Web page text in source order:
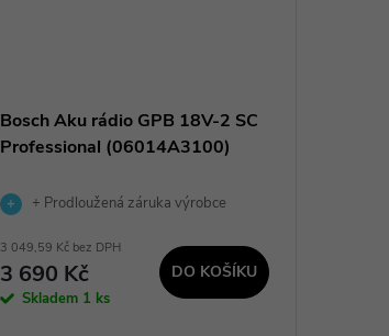
Bosch Aku rádio GPB 18V-2 SC
Professional (06014A3100)
+ Prodloužená záruka výrobce
3 049,59 Kč bez DPH
3 690 Kč
Skladem 1 ks
DO KOŠÍKU